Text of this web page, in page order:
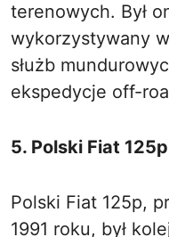
terenowych. Był
wykorzystywany
służb
ekspedycje off-
5. Polski Fiat 125p
Polski Fiat 125p,
1991 roku, był